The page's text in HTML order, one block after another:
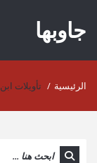
جاوبها
الرئيسية / تأويلات